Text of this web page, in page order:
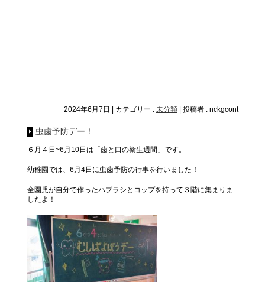
2024年6月7日 カテゴリー : 未分類 投稿者 : nckgcont
虫歯予防デー！
６月４日~6月10日は「歯と口の衛生週間」です。
幼稚園では、6月4日に虫歯予防の行事を行いました！
全園児が自分で作ったハブラシとコップを持って３階に集まりま
したよ！